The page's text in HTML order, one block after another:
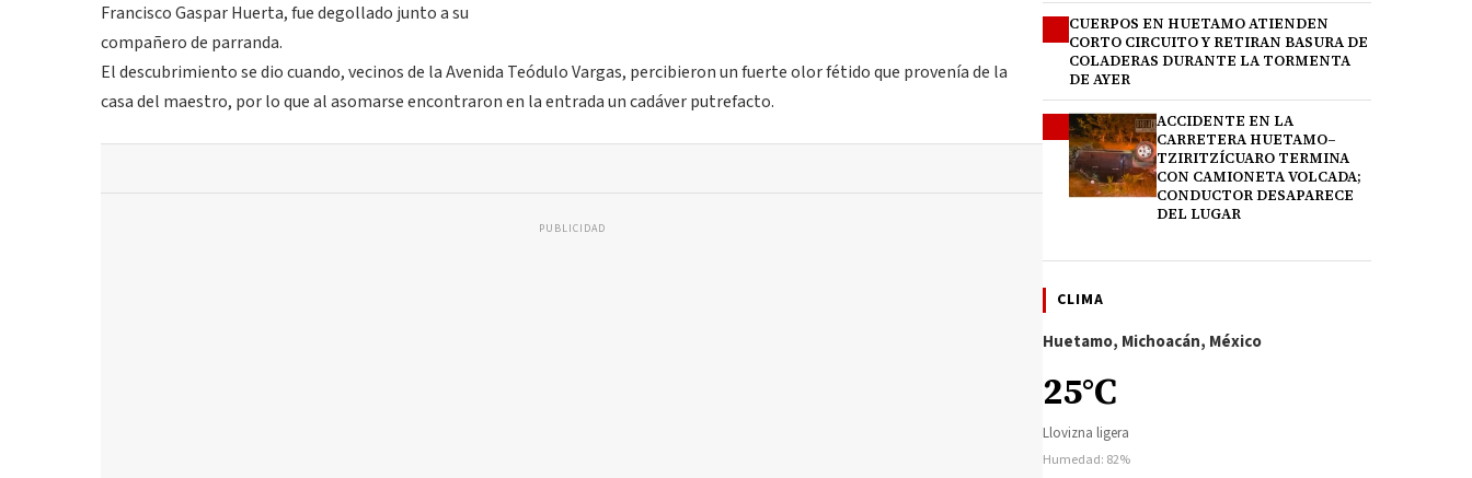
Francisco Gaspar Huerta, fue degollado junto a su
compañero de parranda.
El descubrimiento se dio cuando, vecinos de la Avenida Teódulo Vargas, percibieron un fuerte olor fétido que provenía de la
casa del maestro, por lo que al asomarse encontraron en la entrada un cadáver putrefacto.
PUBLICIDAD
CUERPOS EN HUETAMO ATIENDEN
CORTO CIRCUITO Y RETIRAN BASURA DE
COLADERAS DURANTE LA TORMENTA
DE AYER
ACCIDENTE EN LA
CARRETERA HUETAMO–
TZIRITZÍCUARO TERMINA
CON CAMIONETA VOLCADA;
CONDUCTOR DESAPARECE
DEL LUGAR
CLIMA
Huetamo, Michoacán, México
25°C
Llovizna ligera
Humedad: 82%